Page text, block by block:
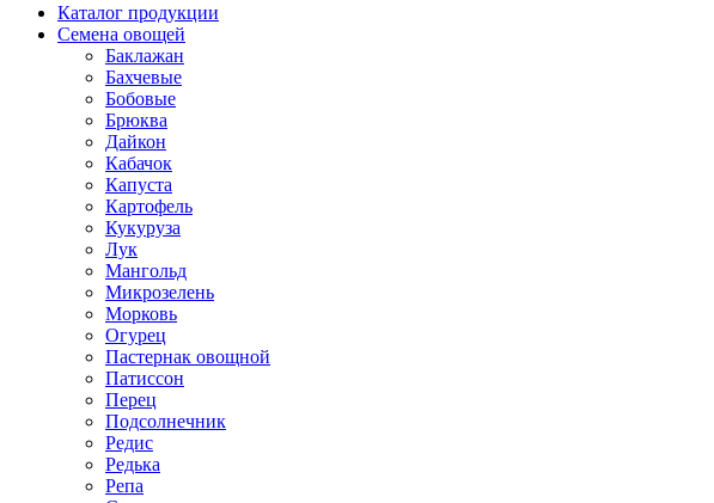
Каталог продукции
Семена овощей
Баклажан
Бахчевые
Бобовые
Брюква
Дайкон
Кабачок
Капуста
Картофель
Кукуруза
Лук
Мангольд
Микрозелень
Морковь
Огурец
Пастернак овощной
Патиссон
Перец
Подсолнечник
Редис
Редька
Репа